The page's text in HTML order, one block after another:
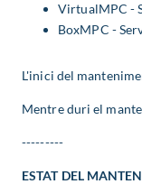
VirtualMPC -
BoxMPC -
L'inici del
Mentre duri el
---------
ESTAT DEL